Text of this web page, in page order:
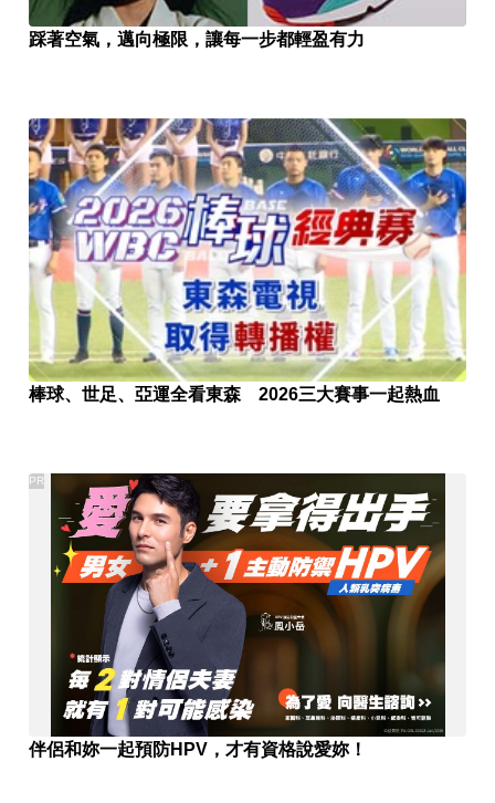
踩著空氣，邁向極限，讓每一步都輕盈有力
棒球、世足、亞運全看東森 2026三大賽事一起熱血
伴侶和妳一起預防HPV，才有資格說愛妳！
PR